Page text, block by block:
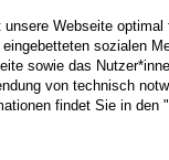
unsere Webseite
sozialen
sowie das
von technisch
findet Sie in den